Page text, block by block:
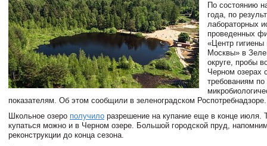
По состоянию
года, по
лабораторных
проведенных
«Центр
Москвы» в
округе, пробы
Черном озерах
требованиям по
показателям. Об этом сообщили в зеленоградском Роспотребнадзоре.
Школьное озеро получило разрешение на купание еще в конце июля.
купаться можно и в Черном озере. Большой городской пруд,
реконструкции до конца сезона.